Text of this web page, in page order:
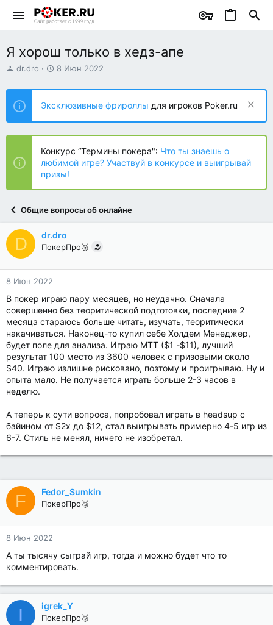
Я хорош только в хедз-апе
А
т
о
р
т
е
ы
dr.dro
Д
т
н
а
ч
л
а
8 Июн 2022
Эксклюзивные фрироллы для игроков Poker.ru
Конкурс “Термины покера": Что ты знаешь о
любимой игре? Участвуй в конкурсе и выигрывай
призы!
Общие вопросы об онлайне
D dr.dro
ПокерПро🥈
8 Июн 2022
В покер играю пару месяцев, но неудачно. Сначала
совершенно без теоритической подготовки, последние 2
месяца стараюсь больше читать, изучать, теоритически
накачиваться. Наконец-то купил себе Холдем Менеджер,
будет поле для анализа. Играю MTT ($1 -$11), лучший
результат 100 место из 3600 человек с призовыми около
$40. Играю излишне рисковано, поэтому и проигрываю. Ну и
опыта мало. Не получается играть больше 2-3 часов в
неделю.
А теперь к сути вопроса, попробовал играть в headsup с
байином от $2х до $12, стал выигрывать примерно 4-5 игр из
6-7. Стиль не менял, ничего не изобретал.
F Fedor_Sumkin
ПокерПро🥈
8 Июн 2022
А ты тысячу сыграй игр, тогда и можно будет что то
комментировать.
I igrek_Y
ПокерПро🥈